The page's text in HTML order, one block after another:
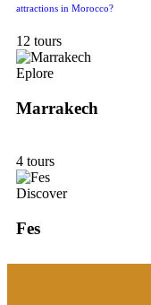
attractions in Morocco?
12 tours
Eplore
Marrakech
4 tours
Discover
Fes